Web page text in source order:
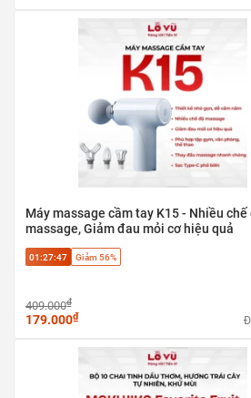
Máy massage cầm tay K15 - Nhiều chế
massage, Giảm đau mỏi cơ hiệu quả
01:27:47 Giảm 56%
409.000₫
179.000₫